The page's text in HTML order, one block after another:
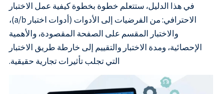
في هذا الدليل، ستتعلم خطوة بخطوة كيفية عمل الاختبار
الاحترافي: من الفرضيات إلى الأدوات (أدوات اختبار a/b)،
والاختبار المقسم على الصفحة المقصودة، والأهمية
الإحصائية، ومدة الاختبار والتقييم إلى خارطة طريق الاختبار
التي تجلب تأثيرات تجارية حقيقية.